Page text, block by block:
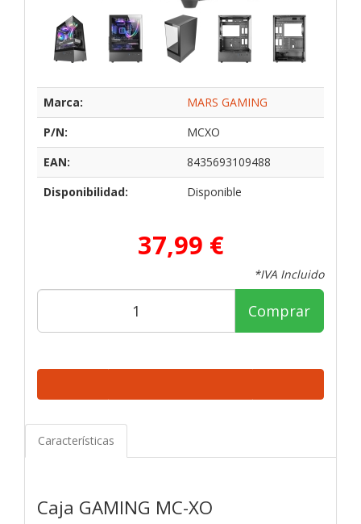
Marca:
MARS GAMING
P/N:
MCXO
EAN:
8435693109488
Disponibilidad:
Disponible
37,99 €
*IVA Incluido
Comprar
Características
Caja GAMING MC-XO